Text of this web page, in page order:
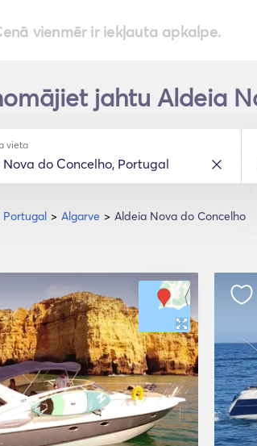
vienmēr ir iekļauta apkalpe.
jahtu Aldeia
Portugal Algarve Aldeia Nova do Concelho
vieta